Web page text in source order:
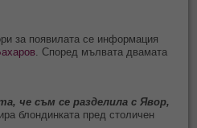
за появилата се информация
. Според мълвата двамата
че съм се разделила с Явор,
блондинката пред столичен